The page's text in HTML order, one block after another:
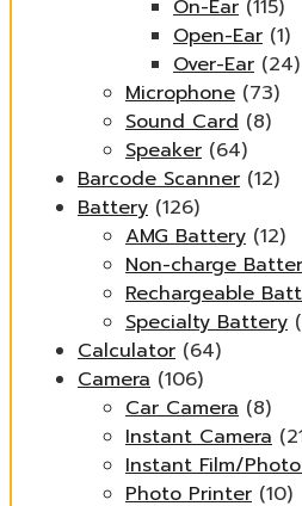
On-Ear (115)
Open-Ear (1)
Over-Ear (24)
Microphone (73)
Sound Card (8)
Speaker (64)
Barcode Scanner (12)
Battery (126)
AMG Battery (12)
Non-charge
Rechargeable
Specialty Battery
Calculator (64)
Camera (106)
Car Camera (8)
Instant Camera
Instant Film/
Photo Printer (10)